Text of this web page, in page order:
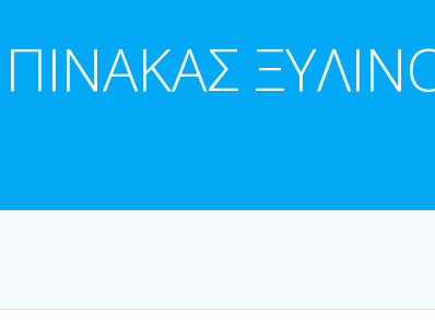
ΠΙΝΑΚΑΣ